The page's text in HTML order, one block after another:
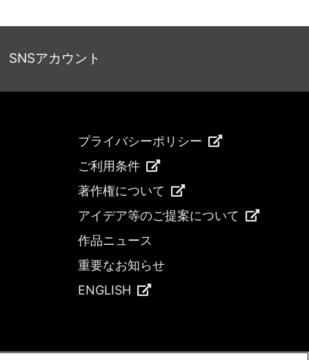
SNSアカウント
プライバシーポリシー
ご利用条件
著作権について
アイデア等のご提案について
作品ニュース
重要なお知らせ
ENGLISH